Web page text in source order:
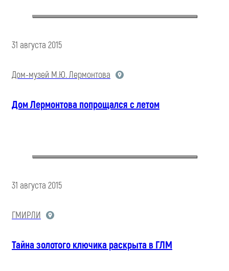
31 августа 2015
Дом-музей М.Ю. Лермонтова
Дом Лермонтова попрощался с летом
31 августа 2015
ГМИРЛИ
Тайна золотого ключика раскрыта в ГЛМ